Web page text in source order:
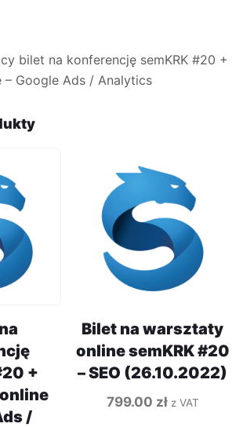
bilet na konferencję semKRK #20 +
Google Ads / Analytics
+
/
Bilet na warsztaty
online semKRK #20
– SEO (26.10.2022)
799.00 zł z VAT